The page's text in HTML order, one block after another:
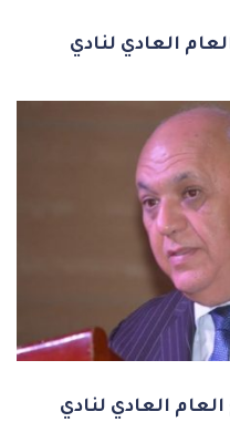
العادي لنادي
العادي لنادي